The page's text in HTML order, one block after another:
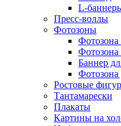
L-
Пресс-воллы
Фотозоны
Фотозона
Баннер
Фотозона
Ростовые
Тантамарески
Плакаты
Картины на